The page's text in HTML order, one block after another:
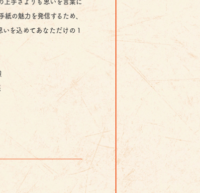
紙の魅力を発信するため、
を込めてあなただけの１